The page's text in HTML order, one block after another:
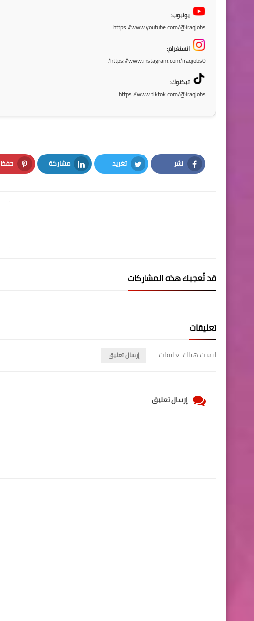
يوتيوب:
https://www.youtube.com/@iraqjobs
انستغرام:
https://www.instagram.com/iraqjobs0/
تيكتوك:
https://www.tiktok.com/@iraqjobs
نشر
Facebook
تغريد
Twitter
مشاركة
LinkedIn
حفظ
قد تُعجبك هذه المشاركات
تعليقات
ليست هناك تعليقات إرسال تعليق
إرسال تعليق